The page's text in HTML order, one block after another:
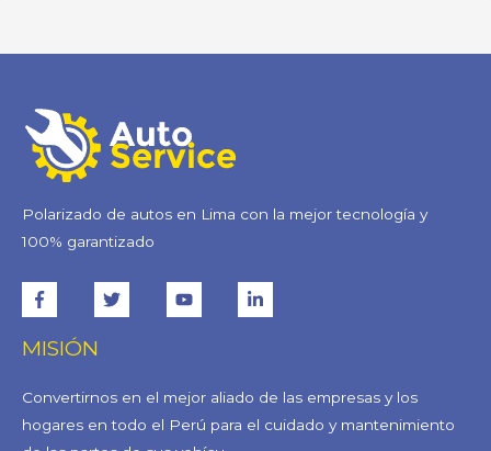
Polarizado de autos en Lima con la mejor tecnología y
100% garantizado
MISIÓN
Convertirnos en el mejor aliado de las empresas y los
hogares en todo el Perú para el cuidado y mantenimiento